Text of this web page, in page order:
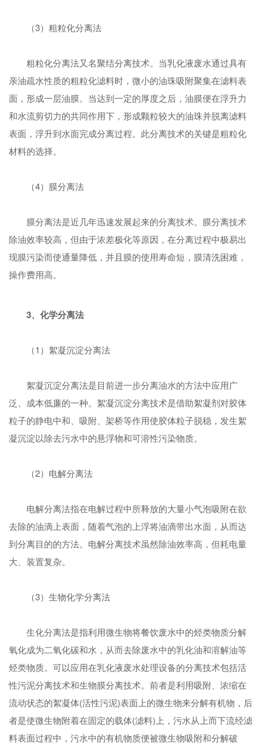
（3）粗粒化分离法
粗粒化分离法又名聚结分离技术。当乳化液废水通过具有
亲油疏水性质的粗粒化滤料时，微小的油珠吸附聚集在滤料表
面，形成一层油膜。当达到一定的厚度之后，油膜便在浮升力
和水流剪切力的共同作用下，形成颗粒较大的油珠并脱离滤料
表面，浮升到水面完成分离过程。此分离技术的关键是粗粒化
材料的选择。
（4）膜分离法
膜分离法是近几年迅速发展起来的分离技术。膜分离技术
除油效率较高，但由于浓差极化等原因，在分离过程中极易出
现膜污染而使通量降低，并且膜的使用寿命短，膜清洗困难，
操作费用高。
3、化学分离法
（1）絮凝沉淀分离法
絮凝沉淀分离法是目前进一步分离油水的方法中应用广
泛、成本低廉的一种。絮凝沉淀分离技术是借助絮凝剂对胶体
粒子的静电中和、吸附、架桥等作用使胶体粒子脱稳，发生絮
凝沉淀以除去污水中的悬浮物和可溶性污染物质。
（2）电解分离法
电解分离法指在电解过程中所释放的大量小气泡吸附在欲
去除的油滴上表面，随着气泡的上浮将油滴带出水面，从而达
到分离目的的方法。电解分离技术虽然除油效率高，但耗电量
大、装置复杂。
（3）生物化学分离法
生化分离法是指利用微生物将餐饮废水中的烃类物质分解
氧化成为二氧化碳和水，从而去除废水中的乳化油和溶解油等
烃类物质。可以应用在乳化液废水处理设备的分离技术包括活
性污泥分离技术和生物膜分离技术。前者是利用吸附、浓缩在
流动状态的絮凝体(活性污泥)表面上的微生物来分解有机物，后
者是使微生物附着在固定的载体(滤料)上，污水从上而下流经滤
料表面过程中，污水中的有机物质便被微生物吸附和分解破